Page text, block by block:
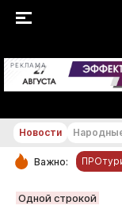
РЕКЛАМА
РУБРИКИ
Новости
Важно:
Одной строкой